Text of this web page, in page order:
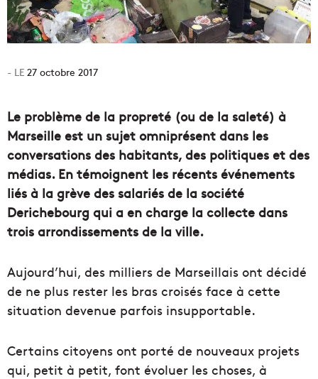
27 octobre 2017
Le problème de la propreté (ou de la saleté) à
Marseille est un sujet omniprésent dans les
conversations des habitants, des politiques et des
médias. En témoignent les récents événements
liés à la grève des salariés de la société
Derichebourg qui a en charge la collecte dans
trois arrondissements de la ville.
Aujourd’hui, des milliers de Marseillais ont décidé
de ne plus rester les bras croisés face à cette
situation devenue parfois insupportable.
Certains citoyens ont porté de nouveaux projets
qui, petit à petit, font évoluer les choses, à